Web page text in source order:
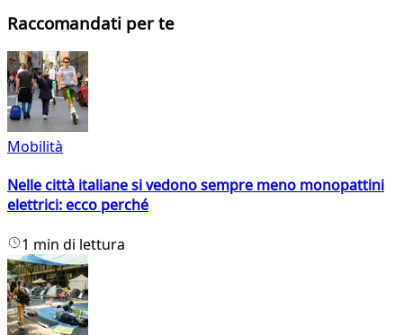
Raccomandati per te
Mobilità
Nelle città italiane si vedono sempre meno monopattini
elettrici: ecco perché
1 min di lettura